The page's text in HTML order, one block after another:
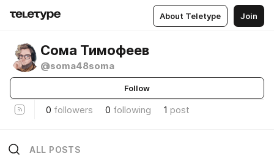
About Teletype Join
Сома Тимофеев
@soma48soma
Follow
0 followers 0 following 1 post
ALL POSTS